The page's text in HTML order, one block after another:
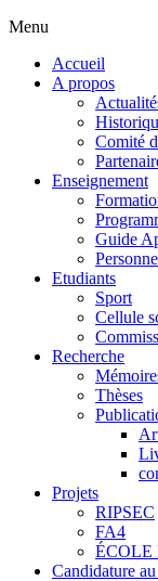
Menu
Accueil
A propos
Comité
Enseignement
Guide
Etudiants
Sport
Cellule
Recherche
Thèses
Projets
RIPSEC
FA4
ÉCOLE
Candidature